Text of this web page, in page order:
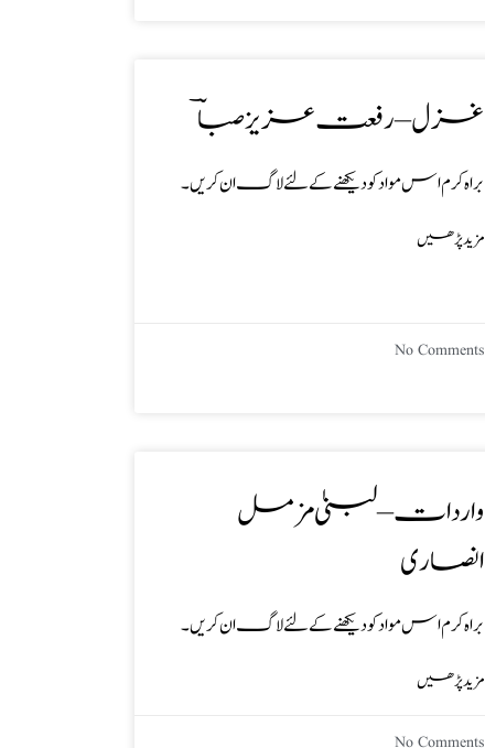
غزل – رفعت عزیز صباؔ
براہ کرم اس مواد کو دیکھنے کے لئے لاگ ان کریں۔
مزید پڑھیں
No Comments
واردات – لبنیٰ مزمل
انصاری
براہ کرم اس مواد کو دیکھنے کے لئے لاگ ان کریں۔
مزید پڑھیں
No Comments